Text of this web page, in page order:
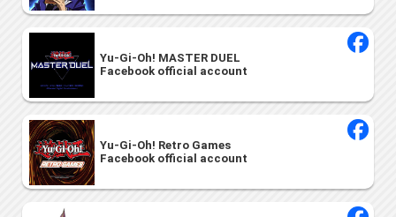
Yu-Gi-Oh! MASTER DUEL
Facebook official account
Yu-Gi-Oh! Retro Games
Facebook official account